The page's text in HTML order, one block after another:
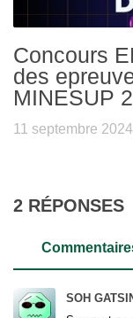
Concours
des
MINESUP
11 septembre 2024
2 RÉPONSES
SOH